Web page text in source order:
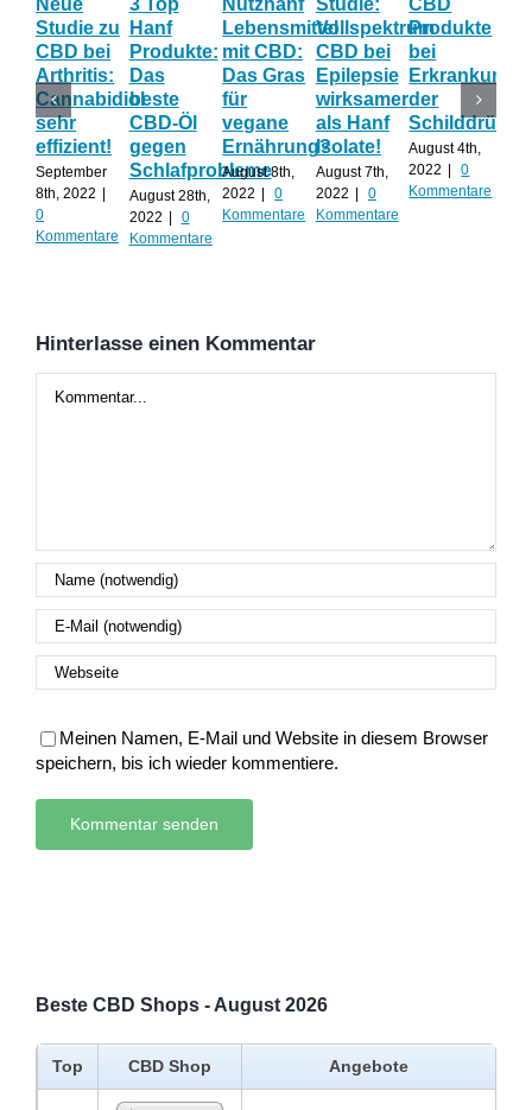
Studie zu
CBD bei
Arthritis:
Cannabidiol
sehr
effizient!
September
8th, 2022 |
0
Kommentare
Hanf
Produkte:
Das
beste
CBD-Öl
gegen
Schlafprobleme
August 28th,
2022 |
0
Kommentare
Lebensmittel
mit CBD:
Das Gras
für
vegane
Ernährung?
August 8th,
2022 |
0
Kommentare
Vollspektrum
CBD bei
Epilepsie
wirksamer
als Hanf
Isolate!
August 7th,
2022 |
0
Kommentare
Produkte
bei
der
Schilddrüse
August 4th,
2022 |
0
Kommentare
Hinterlasse einen Kommentar
Meinen Namen, E-Mail und Website in diesem Browser
speichern, bis ich wieder kommentiere.
Beste CBD Shops - August 2026
Top CBD Shop Angebote